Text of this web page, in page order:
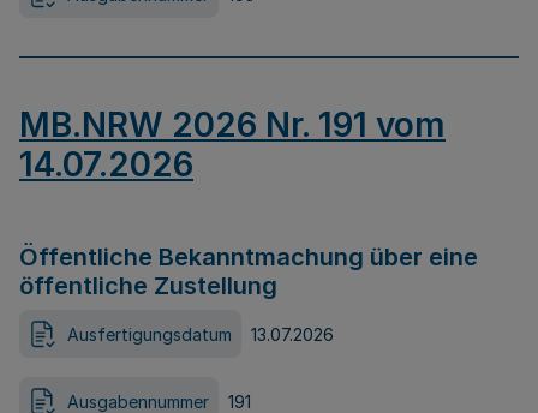
MB.NRW 2026 Nr. 191 vom
14.07.2026
Öffentliche Bekanntmachung über eine
öffentliche Zustellung
Ausfertigungsdatum 13.07.2026
Ausgabennummer 191